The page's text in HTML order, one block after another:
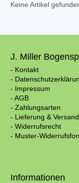
Keine Artikel
J. Miller
- Kontakt
-
- Impressum
- AGB
- Zahlungsarten
- Lieferung & Versand
- Widerrufsrecht
- Muster-
Informationen